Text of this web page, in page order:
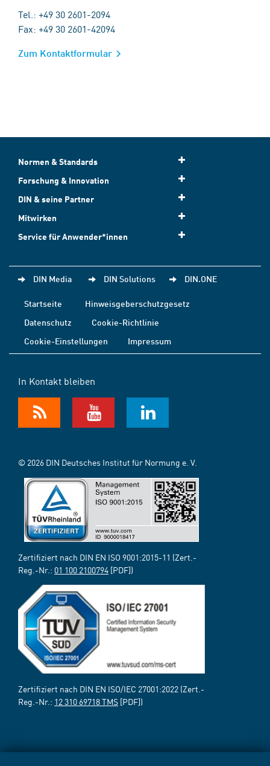
Tel.: +49 30 2601-2094
Fax: +49 30 2601-42094
Zum Kontaktformular
Normen & Standards
Forschung & Innovation
DIN & seine Partner
Mitwirken
Service für Anwender*innen
DIN Media DIN Solutions DIN.ONE
Startseite
Hinweisgeberschutzgesetz
Datenschutz
Cookie-Richtlinie
Cookie-Einstellungen
Impressum
In Kontakt bleiben
© 2026 DIN Deutsches Institut für Normung e. V.
Zertifiziert nach DIN EN ISO 9001:2015-11 (Zert.-
Reg.-Nr.: 01 100 2100794 [PDF])
Zertifiziert nach DIN EN ISO/IEC 27001:2022 (Zert.-
Reg.-Nr.: 12 310 69718 TMS [PDF])